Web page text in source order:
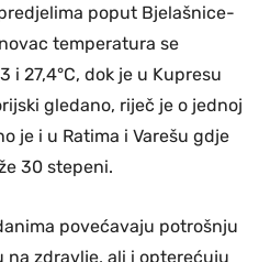
poput Bjelašnice-
temperatura se
i 27,4°C, dok je u Kupresu
gledano, riječ je o jednoj
je i u Ratima i Varešu gdje
30 stepeni.
povećavaju potrošnju
zdravlje, ali i opterećuju